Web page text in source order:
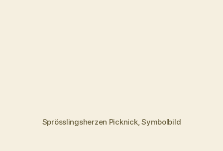
Sprösslingsherzen Picknick, Symbolbild